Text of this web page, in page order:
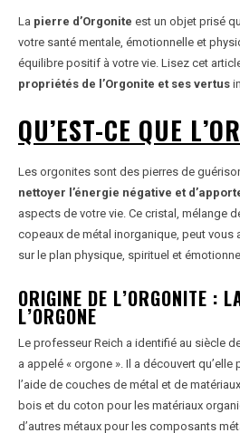
La pierre d’Orgonite est un objet prisé
votre santé mentale, émotionnelle et
équilibre positif à votre vie. Lisez cet
propriétés de l’Orgonite et ses vertus
QU’EST-CE QUE
Les orgonites sont des pierres de
nettoyer l’énergie négative et
aspects de votre vie. Ce cristal, mélange
copeaux de métal inorganique, peut
sur le plan physique, spirituel et
ORIGINE DE L’ORGONITE :
L’ORGONE
Le professeur Reich a identifié au siècle
a appelé « orgone ». Il a découvert qu’elle
l’aide de couches de métal et de
bois et du coton pour les matériaux
d’autres métaux pour les composants